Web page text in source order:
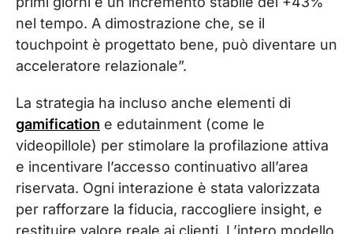
nel tempo. A dimostrazione che, se il
touchpoint è progettato bene, può diventare un
acceleratore relazionale”.
La strategia ha incluso anche elementi di
gamification e edutainment (come le
videopillole) per stimolare la profilazione attiva
e incentivare l’accesso continuativo all’area
riservata. Ogni interazione è stata valorizzata
per rafforzare la fiducia, raccogliere insight, e
restituire valore reale ai clienti. L’intero modello